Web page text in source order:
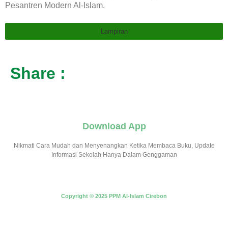
Pesantren Modern Al-Islam.
Lampiran
Share :
Download App
Nikmati Cara Mudah dan Menyenangkan Ketika Membaca Buku, Update
Informasi Sekolah Hanya Dalam Genggaman
Copyright © 2025 PPM Al-Islam Cirebon